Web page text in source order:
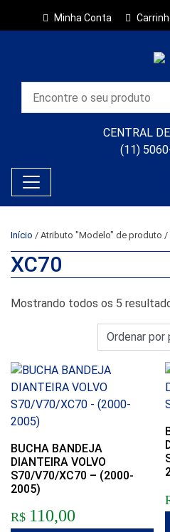
Minha Conta
CENTRAL
(11)
Início / Atributo "Modelo" de produto /
XC70
Mostrando todos os 5
BUCHA BANDEJA
DIANTEIRA VOLVO
S70/V70/XC70 – (2000-
2005)
R$ 110,00